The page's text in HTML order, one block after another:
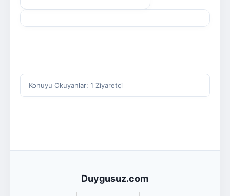
Konuyu Okuyanlar: 1 Ziyaretçi
Duygusuz.com